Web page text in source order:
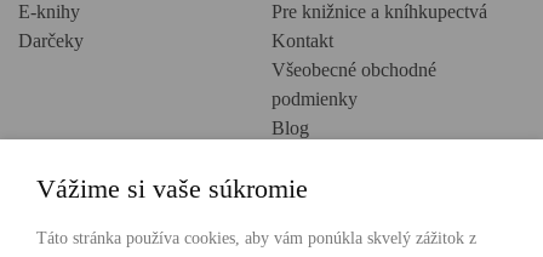
E-knihy
Darčeky
Pre knižnice a kníhkupectvá
Kontakt
Všeobecné obchodné
podmienky
Blog
Creative Europe
POHODLNÉ NAKUPOVANIE
Vážime si vaše súkromie
Táto stránka používa cookies, aby vám ponúkla skvelý zážitok z